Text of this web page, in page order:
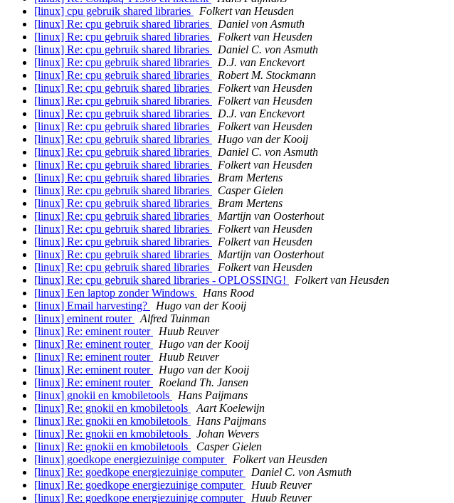
[linux] cpu gebruik shared libraries
Folkert van Heusden
[linux] Re: cpu gebruik shared libraries
Daniel von Asmuth
[linux] Re: cpu gebruik shared libraries
Folkert van Heusden
[linux] Re: cpu gebruik shared libraries
Daniel C. von Asmuth
[linux] Re: cpu gebruik shared libraries
D.J. van Enckevort
[linux] Re: cpu gebruik shared libraries
Robert M. Stockmann
[linux] Re: cpu gebruik shared libraries
Folkert van Heusden
[linux] Re: cpu gebruik shared libraries
Folkert van Heusden
[linux] Re: cpu gebruik shared libraries
D.J. van Enckevort
[linux] Re: cpu gebruik shared libraries
Folkert van Heusden
[linux] Re: cpu gebruik shared libraries
Hugo van der Kooij
[linux] Re: cpu gebruik shared libraries
Daniel C. von Asmuth
[linux] Re: cpu gebruik shared libraries
Folkert van Heusden
[linux] Re: cpu gebruik shared libraries
Bram Mertens
[linux] Re: cpu gebruik shared libraries
Casper Gielen
[linux] Re: cpu gebruik shared libraries
Bram Mertens
[linux] Re: cpu gebruik shared libraries
Martijn van Oosterhout
[linux] Re: cpu gebruik shared libraries
Folkert van Heusden
[linux] Re: cpu gebruik shared libraries
Folkert van Heusden
[linux] Re: cpu gebruik shared libraries
Martijn van Oosterhout
[linux] Re: cpu gebruik shared libraries
Folkert van Heusden
[linux] Re: cpu gebruik shared libraries - OPLOSSING!
Folkert van Heusden
[linux] Een laptop zonder Windows
Hans Rood
[linux] Email harvesting?
Hugo van der Kooij
[linux] eminent router
Alfred Tuinman
[linux] Re: eminent router
Huub Reuver
[linux] Re: eminent router
Hugo van der Kooij
[linux] Re: eminent router
Huub Reuver
[linux] Re: eminent router
Hugo van der Kooij
[linux] Re: eminent router
Roeland Th. Jansen
[linux] gnokii en kmobiletools
Hans Paijmans
[linux] Re: gnokii en kmobiletools
Aart Koelewijn
[linux] Re: gnokii en kmobiletools
Hans Paijmans
[linux] Re: gnokii en kmobiletools
Johan Wevers
[linux] Re: gnokii en kmobiletools
Casper Gielen
[linux] goedkope energiezuinige computer
Folkert van Heusden
[linux] Re: goedkope energiezuinige computer
Daniel C. von Asmuth
[linux] Re: goedkope energiezuinige computer
Huub Reuver
[linux] Re: goedkope energiezuinige computer
Huub Reuver